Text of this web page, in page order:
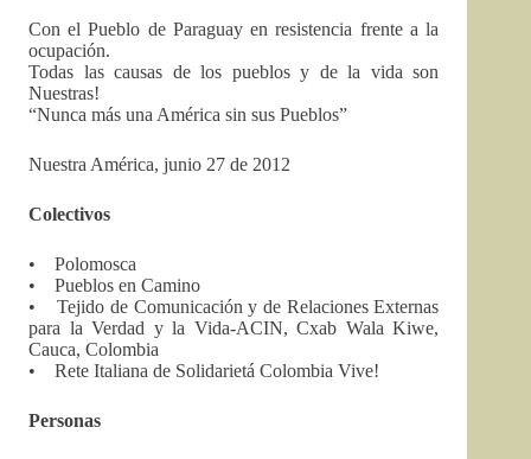
Con el Pueblo de Paraguay en resistencia frente a la
ocupación.
Todas las causas de los pueblos y de la vida son
Nuestras!
“Nunca más una América sin sus Pueblos”
Nuestra América, junio 27 de 2012
Colectivos
• Polomosca
• Pueblos en Camino
• Tejido de Comunicación y de Relaciones Externas
para la Verdad y la Vida-ACIN, Cxab Wala Kiwe,
Cauca, Colombia
• Rete Italiana de Solidarietá Colombia Vive!
Personas